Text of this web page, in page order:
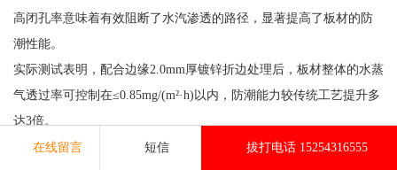
高闭孔率意味着有效阻断了水汽渗透的路径，显著提高了板材的防
潮性能。
实际测试表明，配合边缘2.0mm厚镀锌折边处理后，板材整体的水蒸
气透过率可控制在≤0.85mg/(m²·h)以内，防潮能力较传统工艺提升多
达3倍。
这一特性使聚氨酯封边板材特别适用于高湿度环境或温差变化较大
在线留言 短信 拔打电话 15254316555